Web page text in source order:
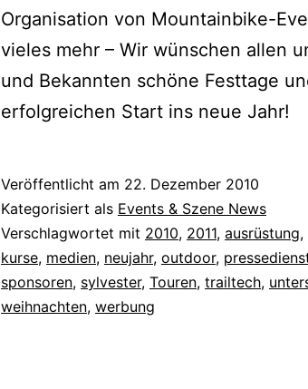
Organisation von Mountainbike-
vieles mehr – Wir wünschen allen
und Bekannten schöne Festtage
erfolgreichen Start ins neue Jahr!
Veröffentlicht am 22. Dezember 2010
Kategorisiert als Events & Szene News
Verschlagwortet mit 2010, 2011, ausrüstung,
kurse, medien, neujahr, outdoor,
sponsoren, sylvester, Touren, trailtech,
weihnachten, werbung